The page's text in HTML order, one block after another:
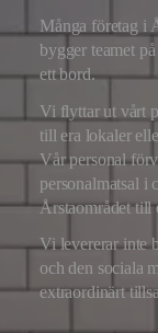
Många företag i
bygger teamet
ett bord.
Vi flyttar ut vårt
till era lokaler
Vår personal
personalmatsal i
Årstaområdet till
Vi levererar inte
och den sociala
extraordinärt